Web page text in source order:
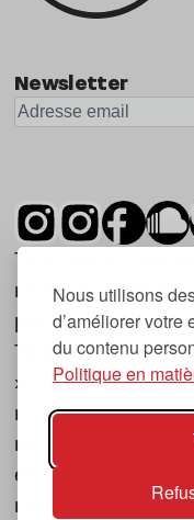
Nous utilisons
d’améliorer votre
du contenu
Politique en
Global Club
Indie
Newsletter
Tsugi est un
musique et les
première parution
Tsugi en japonais
», ce qui
magazine, à
musicales,
électronique, du
nouveaux